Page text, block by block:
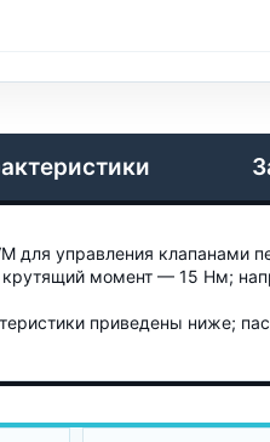
для управления клапанами
момент — 15 Нм;
приведены ниже;